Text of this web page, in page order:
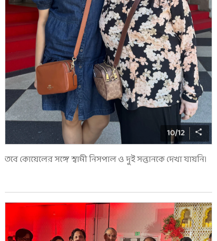
10/12
তবে কোয়েলের সঙ্গে স্বামী নিসপাল ও দুই সন্তানকে দেখা যায়নি।